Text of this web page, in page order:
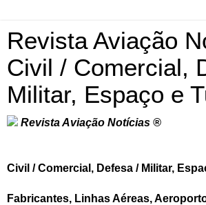
Revista Aviação
Civil / Comercial,
Militar, Espaço e
Revista Aviação Notícias ®
Civil / Comercial, Defesa / Militar,
Fabricantes, Linhas Aéreas,